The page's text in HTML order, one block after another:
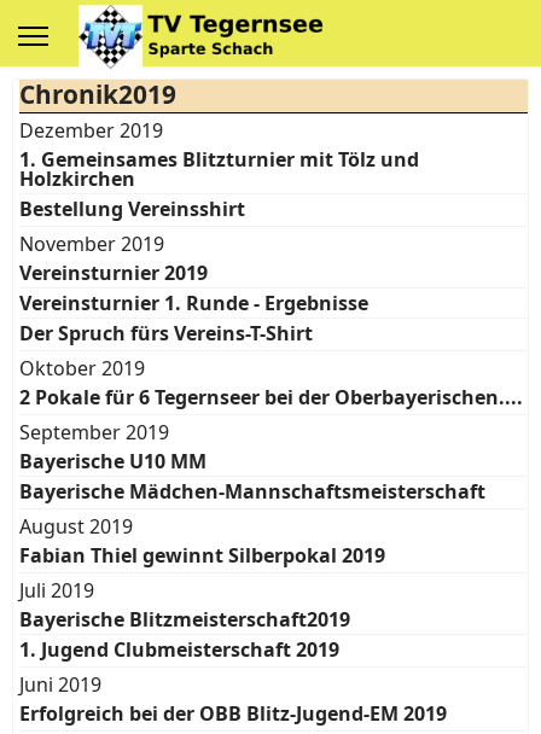
Chronik2019
Dezember 2019
1. Gemeinsames Blitzturnier mit Tölz und
Holzkirchen
Bestellung Vereinsshirt
November 2019
Vereinsturnier 2019
Vereinsturnier 1. Runde - Ergebnisse
Der Spruch fürs Vereins-T-Shirt
Oktober 2019
2 Pokale für 6 Tegernseer bei der Oberbayerischen....
September 2019
Bayerische U10 MM
Bayerische Mädchen-Mannschaftsmeisterschaft
August 2019
Fabian Thiel gewinnt Silberpokal 2019
Juli 2019
Bayerische Blitzmeisterschaft2019
1. Jugend Clubmeisterschaft 2019
Juni 2019
Erfolgreich bei der OBB Blitz-Jugend-EM 2019